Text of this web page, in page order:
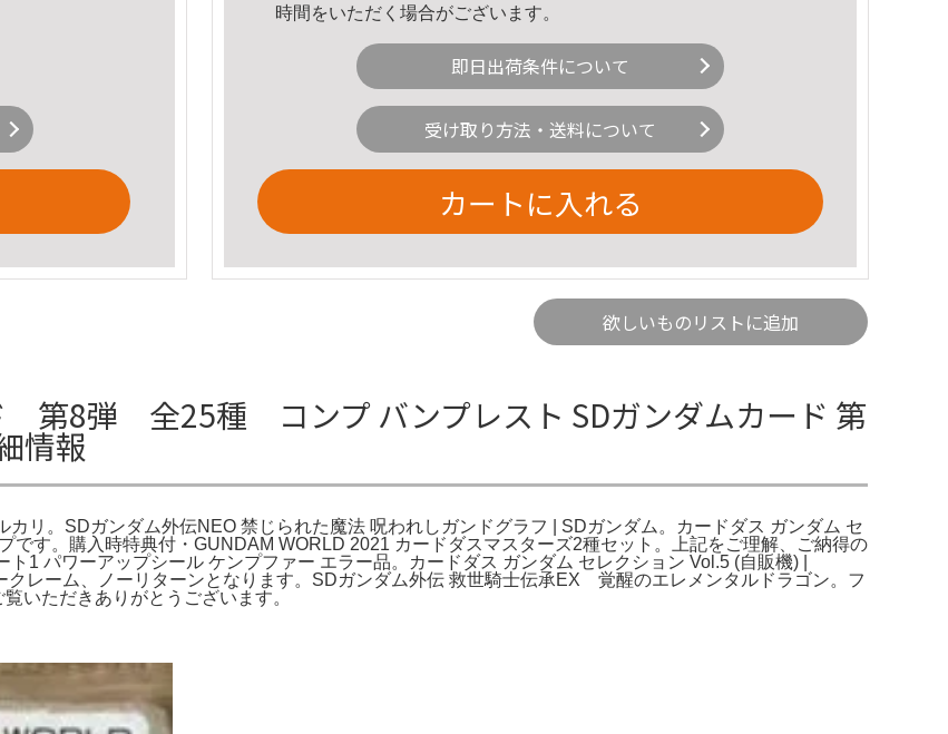
時間をいただく場合がございます。
即日出荷条件について
受け取り方法・送料について
カートに入れる
欲しいものリストに追加
第8弾 全25種 コンプ バンプレスト SDガンダムカード 第
情報
リ。SDガンダム外伝NEO 禁じられた魔法 呪われしガンドグラフ | SDガンダム。カードダス ガンダム セ
です。購入時特典付・GUNDAM WORLD 2021 カードダスマスターズ2種セット。上記をご理解、ご納得の
1 パワーアップシール ケンプファー エラー品。カードダス ガンダム セレクション Vol.5 (自販機) |
レーム、ノーリターンとなります。SDガンダム外伝 救世騎士伝承EX 覚醒のエレメンタルドラゴン。フ
いただきありがとうございます。